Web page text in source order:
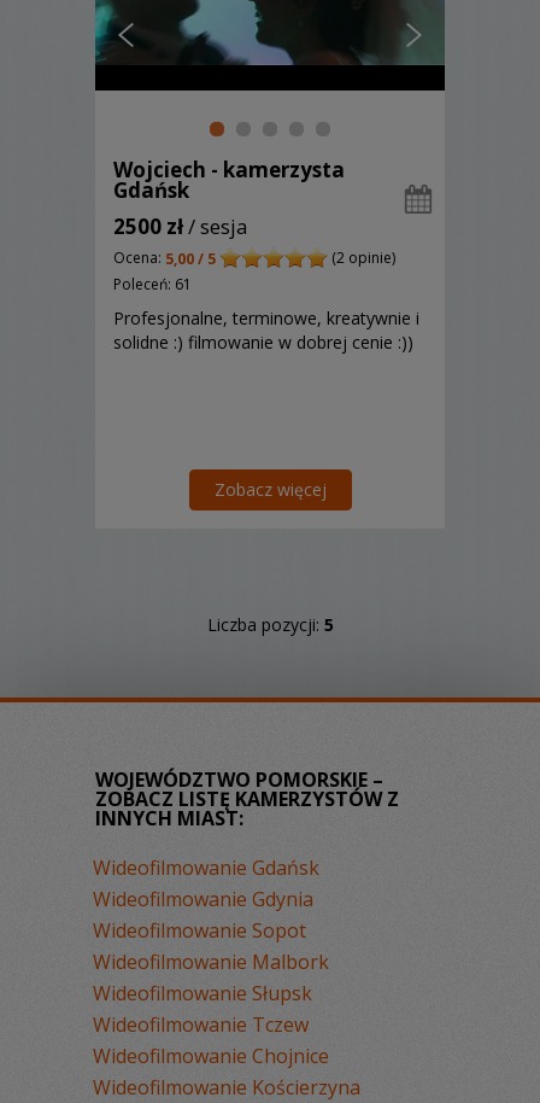
Wojciech - kamerzysta
Gdańsk
2500 zł/ sesja
Ocena: 5,00 / 5
(2 opinie)
Poleceń: 61
Profesjonalne, terminowe, kreatywnie i
solidne :) filmowanie w dobrej cenie :))
Zobacz więcej
Liczba pozycji: 5
WOJEWÓDZTWO POMORSKIE –
ZOBACZ LISTĘ KAMERZYSTÓW Z
INNYCH MIAST:
Wideofilmowanie Gdańsk
Wideofilmowanie Gdynia
Wideofilmowanie Sopot
Wideofilmowanie Malbork
Wideofilmowanie Słupsk
Wideofilmowanie Tczew
Wideofilmowanie Chojnice
Wideofilmowanie Kościerzyna